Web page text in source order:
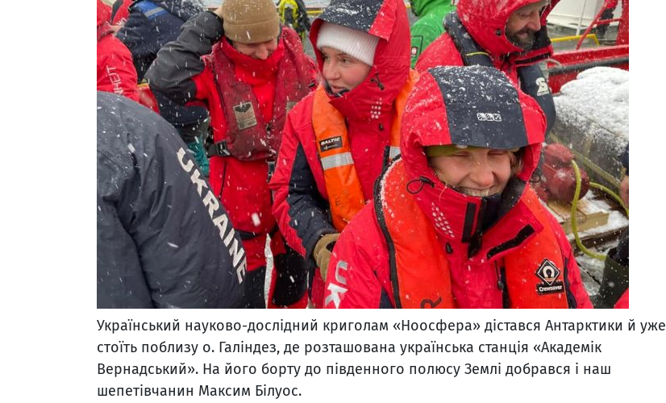
Український науково-дослідний криголам «Ноосфера» дістався Антарктики й уже
стоїть поблизу о. Галіндез, де розташована українська станція «Академік
Вернадський». На його борту до південного полюсу Землі добрався і наш
шепетівчанин Максим Білуос.